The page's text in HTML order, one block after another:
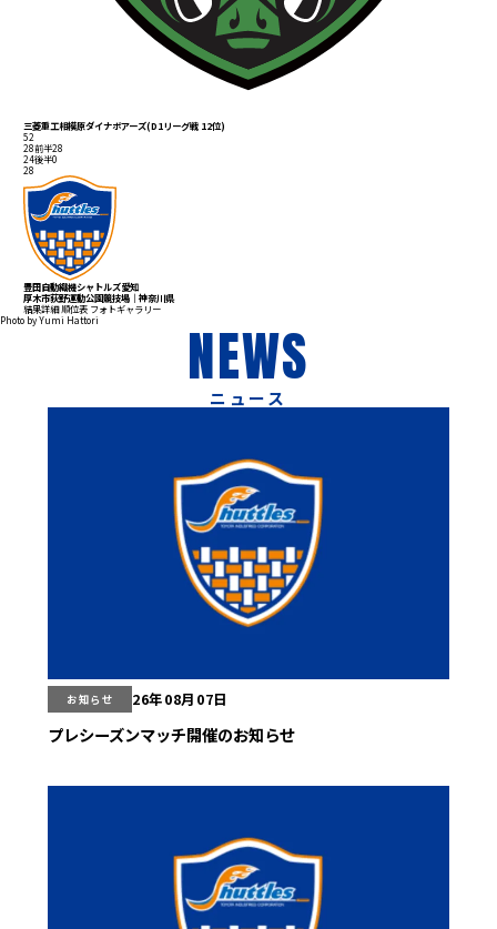
三菱重工相模原ダイナボアーズ(D1リーグ戦 12位)
52
28前半28
24後半0
28
豊田自動織機シャトルズ愛知
厚木市荻野運動公園競技場｜神奈川県
結果詳細順位表 フォトギャラリー
Photo by Yumi Hattori
NEWS
ニュース
お知らせ 26年08月07日
プレシーズンマッチ開催のお知らせ